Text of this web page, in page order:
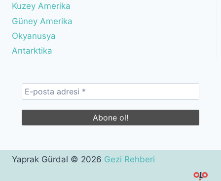
Kuzey Amerika
Güney Amerika
Okyanusya
Antarktika
Yaprak Gürdal © 2026 Gezi Rehberi